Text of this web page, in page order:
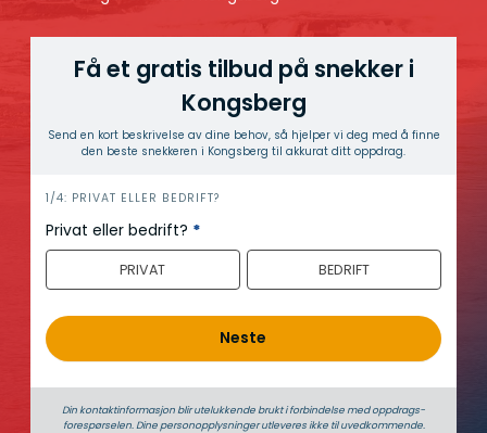
Få et gratis tilbud på snekker i
Kongsberg
Send en kort beskrivelse av dine behov, så hjelper vi deg med å finne
den beste snekkeren i Kongsberg til akkurat ditt oppdrag.
h
e
r
1/4: PRIVAT ELLER BEDRIFT?
Privat eller bedrift? *
PRIVAT BEDRIFT
Neste
Din kontaktinformasjon blir utelukkende brukt i forbindelse med oppdrags­
forespørselen. Dine person­­opplysninger utleveres ikke til uvedkommende.